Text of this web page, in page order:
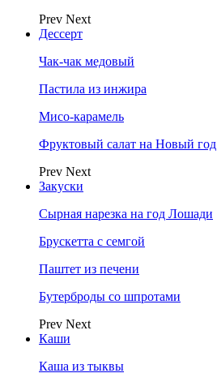
Prev Next
Дессерт
Чак-чак медовый
Пастила из инжира
Мисо-карамель
Фруктовый салат на Новый
Prev Next
Закуски
Сырная нарезка на год Лошади
Брускетта с семгой
Паштет из печени
Бутерброды со шпротами
Prev Next
Каши
Каша из тыквы